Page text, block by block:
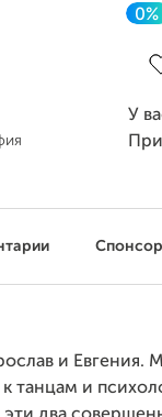
0%
У
и Евгения.
танцам и